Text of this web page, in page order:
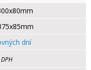
dní